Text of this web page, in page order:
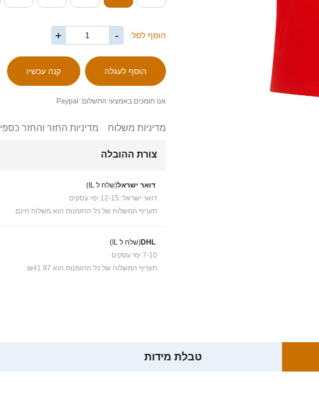
הוסף לסל: -
+
אנו תומכים באמצעי התשלום: Paypal
מדיניות משלוח מדיניות החזר והחזר כספי
צורת ההובלה
דואר ישראל(שלח ל IL)
דואר ישראל: 12-15 ימי עסקים
תעריף המשלוח של כל ההזמנות הוא משלוח חינם
DHL(שלח ל IL)
7-10 ימי עסקים
תעריף המשלוח של כל ההזמנות הוא ₪41.97
טבלת מידות